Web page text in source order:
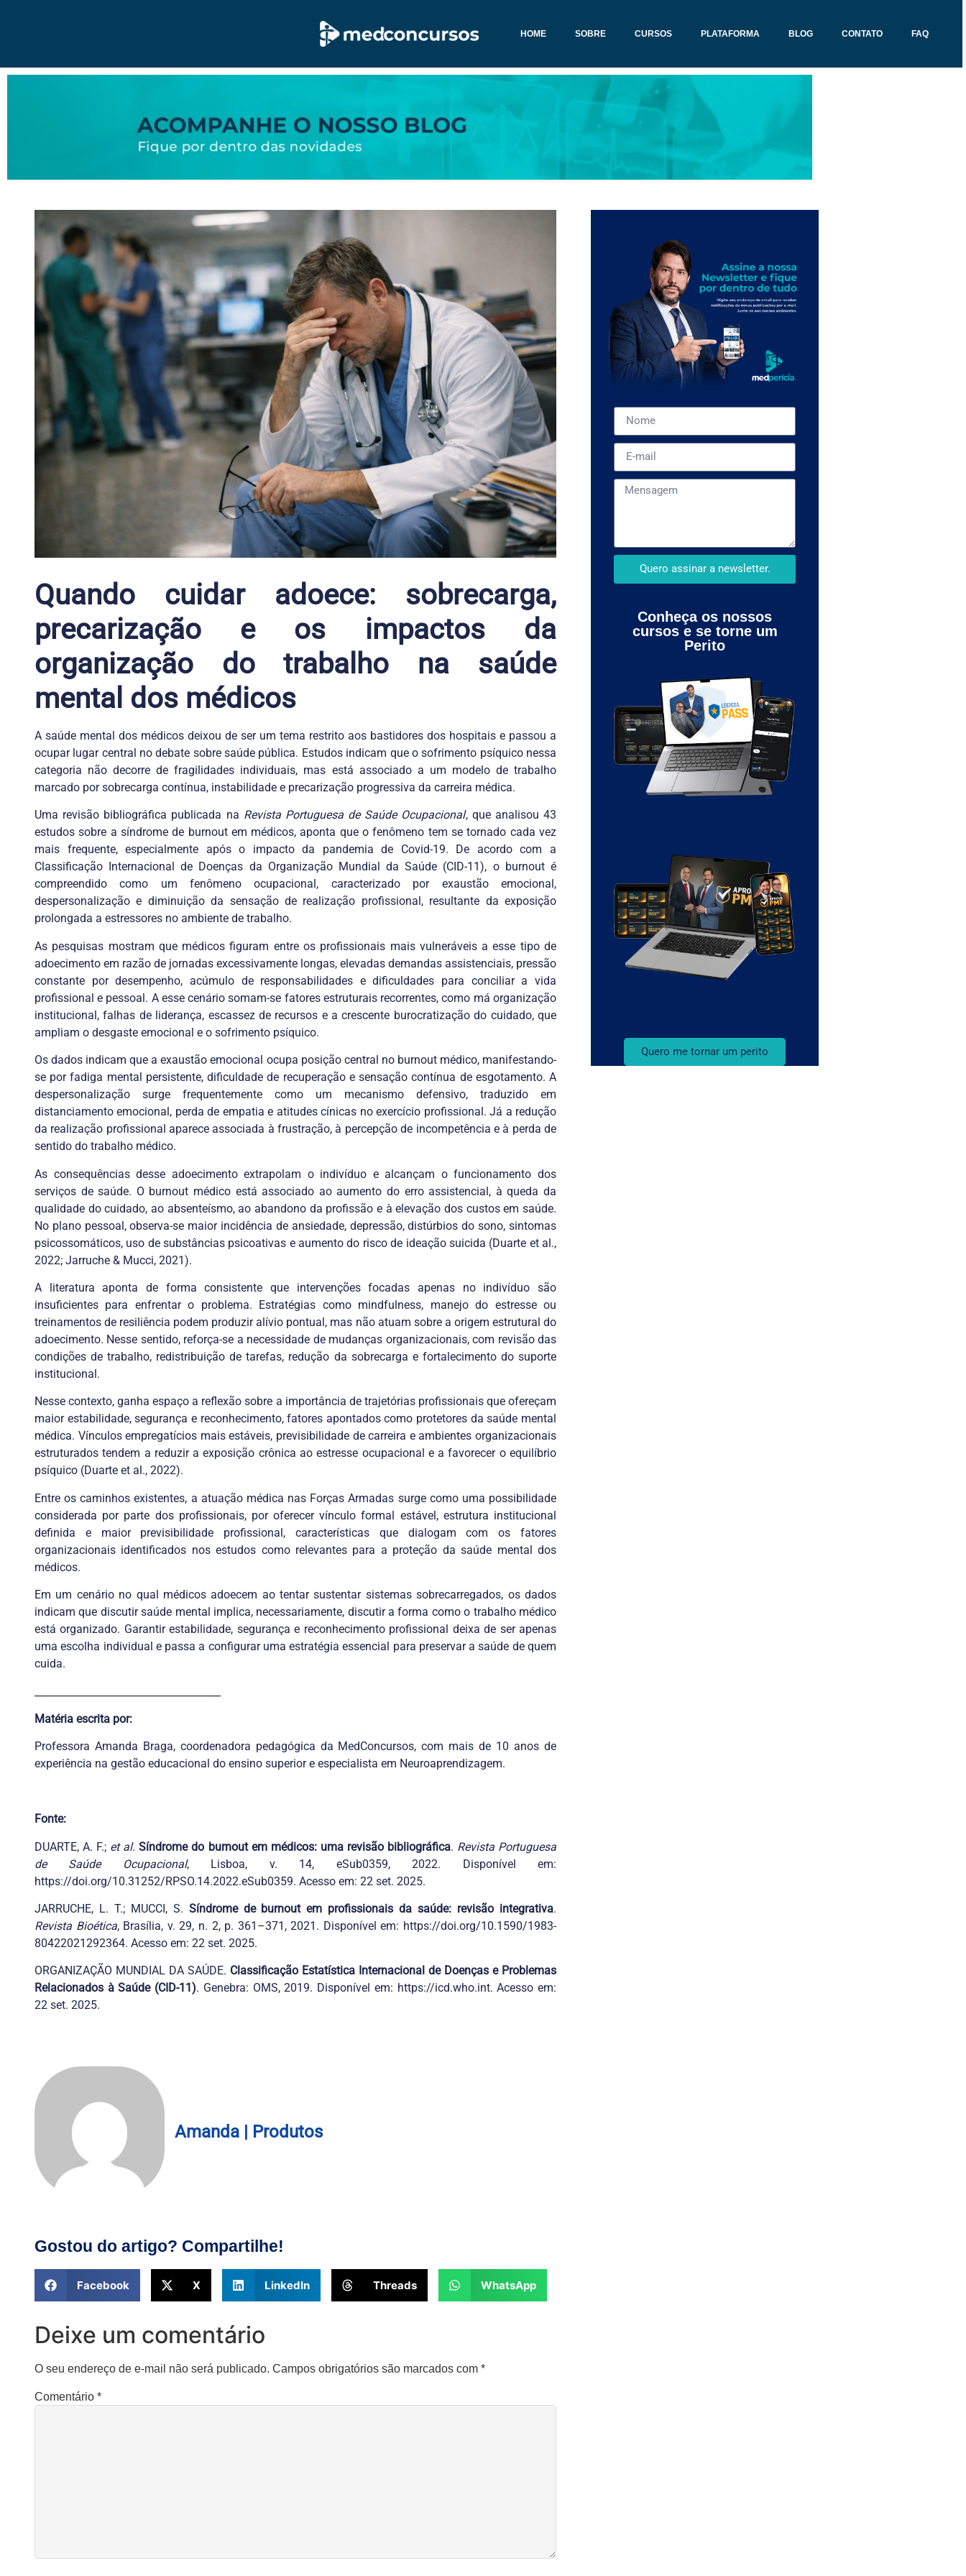
HOME SOBRE CURSOS PLATAFORMA BLOG CONTATO FAQ
Quando cuidar adoece: sobrecarga,
precarização e os impactos da
organização do trabalho na saúde
mental dos médicos
A saúde mental dos médicos deixou de ser um tema restrito aos bastidores dos hospitais e passou a
ocupar lugar central no debate sobre saúde pública. Estudos indicam que o sofrimento psíquico nessa
categoria não decorre de fragilidades individuais, mas está associado a um modelo de trabalho
marcado por sobrecarga contínua, instabilidade e precarização progressiva da carreira médica.
Uma revisão bibliográfica publicada na Revista Portuguesa de Saúde Ocupacional, que analisou 43
estudos sobre a síndrome de burnout em médicos, aponta que o fenômeno tem se tornado cada vez
mais frequente, especialmente após o impacto da pandemia de Covid-19. De acordo com a
Classificação Internacional de Doenças da Organização Mundial da Saúde (CID-11), o burnout é
compreendido como um fenômeno ocupacional, caracterizado por exaustão emocional,
despersonalização e diminuição da sensação de realização profissional, resultante da exposição
prolongada a estressores no ambiente de trabalho.
As pesquisas mostram que médicos figuram entre os profissionais mais vulneráveis a esse tipo de
adoecimento em razão de jornadas excessivamente longas, elevadas demandas assistenciais, pressão
constante por desempenho, acúmulo de responsabilidades e dificuldades para conciliar a vida
profissional e pessoal. A esse cenário somam-se fatores estruturais recorrentes, como má organização
institucional, falhas de liderança, escassez de recursos e a crescente burocratização do cuidado, que
ampliam o desgaste emocional e o sofrimento psíquico.
Os dados indicam que a exaustão emocional ocupa posição central no burnout médico, manifestando-
se por fadiga mental persistente, dificuldade de recuperação e sensação contínua de esgotamento. A
despersonalização surge frequentemente como um mecanismo defensivo, traduzido em
distanciamento emocional, perda de empatia e atitudes cínicas no exercício profissional. Já a redução
da realização profissional aparece associada à frustração, à percepção de incompetência e à perda de
sentido do trabalho médico.
As consequências desse adoecimento extrapolam o indivíduo e alcançam o funcionamento dos
serviços de saúde. O burnout médico está associado ao aumento do erro assistencial, à queda da
qualidade do cuidado, ao absenteísmo, ao abandono da profissão e à elevação dos custos em saúde.
No plano pessoal, observa-se maior incidência de ansiedade, depressão, distúrbios do sono, sintomas
psicossomáticos, uso de substâncias psicoativas e aumento do risco de ideação suicida (Duarte et al.,
2022; Jarruche & Mucci, 2021).
A literatura aponta de forma consistente que intervenções focadas apenas no indivíduo são
insuficientes para enfrentar o problema. Estratégias como mindfulness, manejo do estresse ou
treinamentos de resiliência podem produzir alívio pontual, mas não atuam sobre a origem estrutural do
adoecimento. Nesse sentido, reforça-se a necessidade de mudanças organizacionais, com revisão das
condições de trabalho, redistribuição de tarefas, redução da sobrecarga e fortalecimento do suporte
institucional.
Nesse contexto, ganha espaço a reflexão sobre a importância de trajetórias profissionais que ofereçam
maior estabilidade, segurança e reconhecimento, fatores apontados como protetores da saúde mental
médica. Vínculos empregatícios mais estáveis, previsibilidade de carreira e ambientes organizacionais
estruturados tendem a reduzir a exposição crônica ao estresse ocupacional e a favorecer o equilíbrio
psíquico (Duarte et al., 2022).
Entre os caminhos existentes, a atuação médica nas Forças Armadas surge como uma possibilidade
considerada por parte dos profissionais, por oferecer vínculo formal estável, estrutura institucional
definida e maior previsibilidade profissional, características que dialogam com os fatores
organizacionais identificados nos estudos como relevantes para a proteção da saúde mental dos
médicos.
Em um cenário no qual médicos adoecem ao tentar sustentar sistemas sobrecarregados, os dados
indicam que discutir saúde mental implica, necessariamente, discutir a forma como o trabalho médico
está organizado. Garantir estabilidade, segurança e reconhecimento profissional deixa de ser apenas
uma escolha individual e passa a configurar uma estratégia essencial para preservar a saúde de quem
cuida.
Matéria escrita por:
Professora Amanda Braga, coordenadora pedagógica da MedConcursos, com mais de 10 anos de
experiência na gestão educacional do ensino superior e especialista em Neuroaprendizagem.
Fonte:
DUARTE, A. F.; et al. Síndrome do burnout em médicos: uma revisão bibliográfica. Revista Portuguesa
de Saúde Ocupacional, Lisboa, v. 14, eSub0359, 2022. Disponível em:
https://doi.org/10.31252/RPSO.14.2022.eSub0359. Acesso em: 22 set. 2025.
JARRUCHE, L. T.; MUCCI, S. Síndrome de burnout em profissionais da saúde: revisão integrativa.
Revista Bioética, Brasília, v. 29, n. 2, p. 361–371, 2021. Disponível em: https://doi.org/10.1590/1983-
80422021292364. Acesso em: 22 set. 2025.
ORGANIZAÇÃO MUNDIAL DA SAÚDE. Classificação Estatística Internacional de Doenças e Problemas
Relacionados à Saúde (CID-11). Genebra: OMS, 2019. Disponível em: https://icd.who.int. Acesso em:
22 set. 2025.
Amanda | Produtos
Gostou do artigo? Compartilhe!
Facebook X LinkedIn Threads WhatsApp
Deixe um comentário
O seu endereço de e-mail não será publicado. Campos obrigatórios são marcados com *
Comentário *
Quero assinar a newsletter.
Conheça os nossos
cursos e se torne um
Perito
Quero me tornar um perito